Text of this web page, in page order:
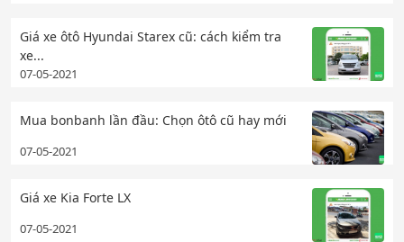
Giá xe ôtô Hyundai Starex cũ: cách kiểm tra
xe...
07-05-2021
Mua bonbanh lần đầu: Chọn ôtô cũ hay mới
07-05-2021
Giá xe Kia Forte LX
07-05-2021